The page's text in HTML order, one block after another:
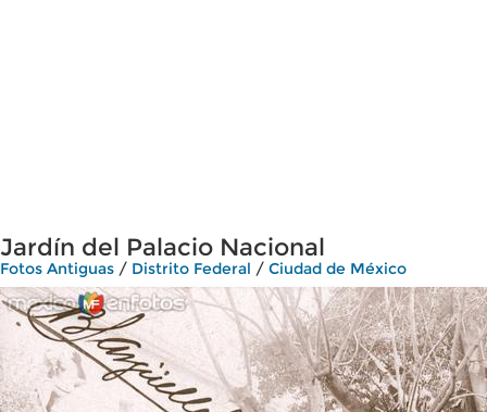
Jardín del Palacio Nacional
Fotos Antiguas / Distrito Federal / Ciudad de México